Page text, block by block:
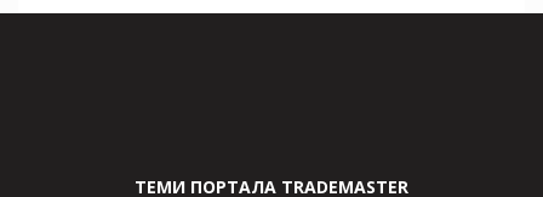
ТЕМИ ПОРТАЛА TRADEMASTER